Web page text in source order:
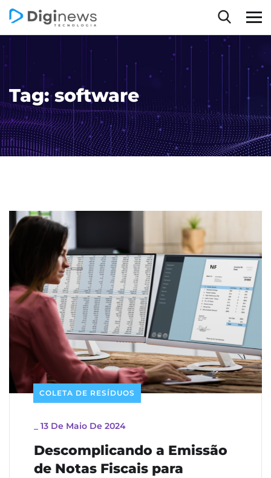
Tag:software
COLETA DE RESÍDUOS
13 De Maio De 2024
Descomplicando a Emissão
de Notas Fiscais para